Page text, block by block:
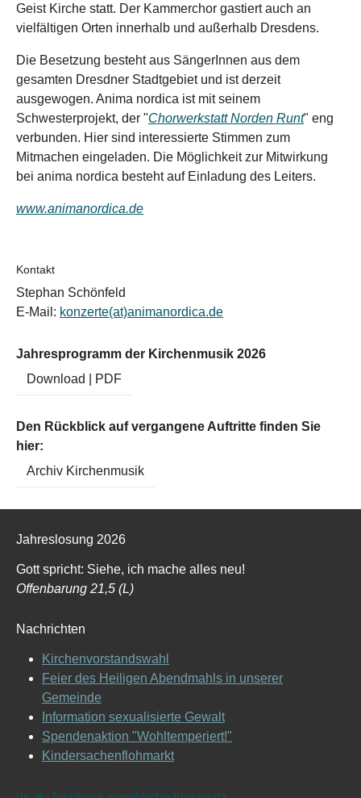
Geist Kirche statt. Der Kammerchor gastiert auch an
vielfältigen Orten innerhalb und außerhalb Dresdens.
Die Besetzung besteht aus SängerInnen aus dem
gesamten Dresdner Stadtgebiet und ist derzeit
ausgewogen. Anima nordica ist mit seinem
Schwesterprojekt, der "Chorwerkstatt Norden Runt" eng
verbunden. Hier sind interessierte Stimmen zum
Mitmachen eingeladen. Die Möglichkeit zur Mitwirkung
bei anima nordica besteht auf Einladung des Leiters.
www.animanordica.de
Kontakt
Stephan Schönfeld
E-Mail: konzerte(at)animanordica.de
Jahresprogramm der Kirchenmusik 2026
Download | PDF
Den Rückblick auf vergangene Auftritte finden Sie
hier:
Archiv Kirchenmusik
Jahreslosung 2026
Gott spricht: Siehe, ich mache alles neu!
Offenbarung 21,5 (L)
Nachrichten
Kirchenvorstandswahl
Feier des Heiligen Abendmahls in unserer
Gemeinde
Information sexualisierte Gewalt
Spendenaktion "Wohltemperiert!"
Kindersachenflohmarkt